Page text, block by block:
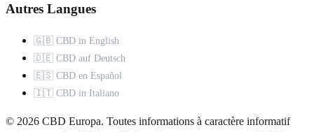
Autres Langues
🇬🇧 CBD in English
🇩🇪 CBD auf Deutsch
🇪🇸 CBD en Español
🇮🇹 CBD in Italiano
© 2026 CBD Europa. Toutes informations à caractère informatif